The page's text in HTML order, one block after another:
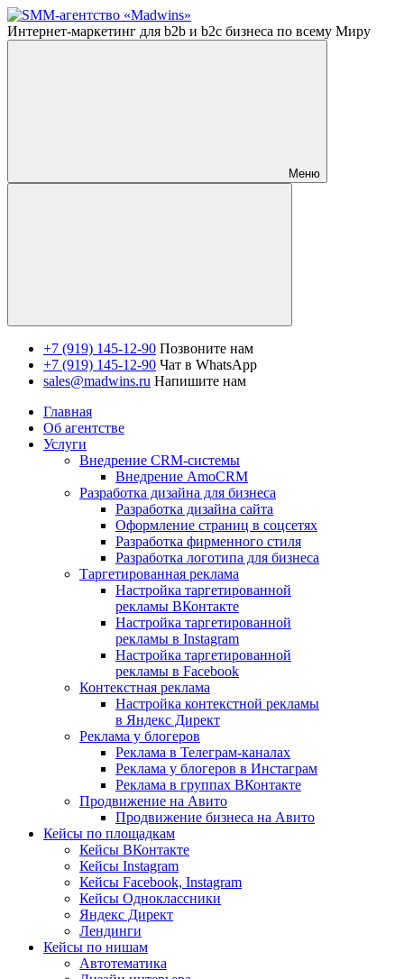
Интернет-маркетинг для b2b и b2c бизнеса по всему Миру
Меню
+7 (919) 145-12-90 Позвоните нам
+7 (919) 145-12-90 Чат в WhatsApp
sales@madwins.ru Напишите нам
Главная
Об агентстве
Услуги
Внедрение CRM-системы
Внедрение AmoCRM
Разработка дизайна для бизнеса
Разработка дизайна сайта
Оформление страниц в соцсетях
Разработка фирменного стиля
Разработка логотипа для бизнеса
Таргетированная реклама
Настройка таргетированной
рекламы ВКонтакте
Настройка таргетированной
рекламы в Instagram
Настройка таргетированной
рекламы в Facebook
Контекстная реклама
Настройка контекстной рекламы
в Яндекс Директ
Реклама у блогеров
Реклама в Телеграм-каналах
Реклама у блогеров в Инстаграм
Реклама в группах ВКонтакте
Продвижение на Авито
Продвижение бизнеса на Авито
Кейсы по площадкам
Кейсы ВКонтакте
Кейсы Instagram
Кейсы Facebook, Instagram
Кейсы Одноклассники
Яндекс Директ
Лендинги
Кейсы по нишам
Автотематика